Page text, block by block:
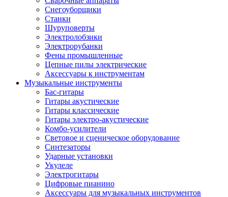
Снегоуборщики
Станки
Шуруповерты
Электролобзики
Электрорубанки
Фены промышленные
Цепные пилы электрические
Аксессуары к инструментам
Музыкальные инструменты
Бас-гитары
Гитары акустические
Гитары классические
Гитары электро-акустические
Комбо-усилители
Световое и сценическое оборудование
Синтезаторы
Ударные установки
Укулеле
Электрогитары
Цифровые пианино
Аксессуары для музыкальных инструментов